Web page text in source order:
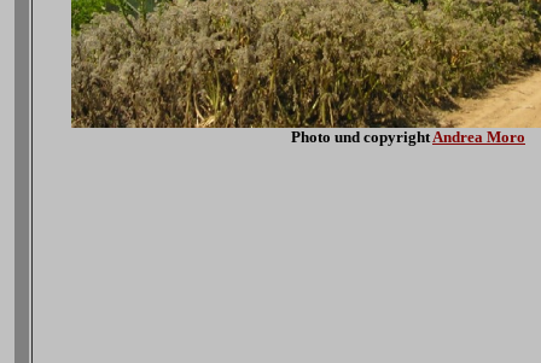
Photo und copyrightAndrea Moro